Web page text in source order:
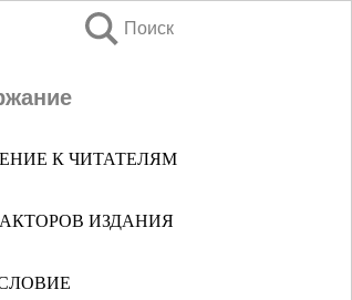
Поиск
К ЧИТАТЕЛЯМ
ИЗДАНИЯ